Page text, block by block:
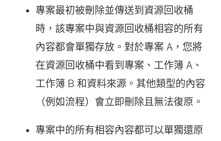
專案最初被刪除並傳送到資源回收桶
時，該專案中與資源回收桶相容的所有
內容都會單獨存放。對於專案 A，您將
在資源回收桶中看到專案、工作簿 A、
工作簿 B 和資料來源。其他類型的內容
（例如流程）會立即刪除且無法復原。
專案中的所有相容內容都可以單獨還原